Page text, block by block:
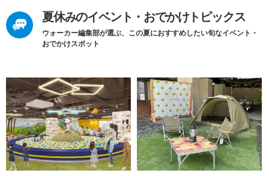
夏休みのイベント・おでかけトピックス
ウォーカー編集部が選ぶ、この夏におすすめしたい旬なイベント・
おでかけスポット